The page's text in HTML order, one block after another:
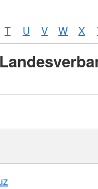
T U V W X